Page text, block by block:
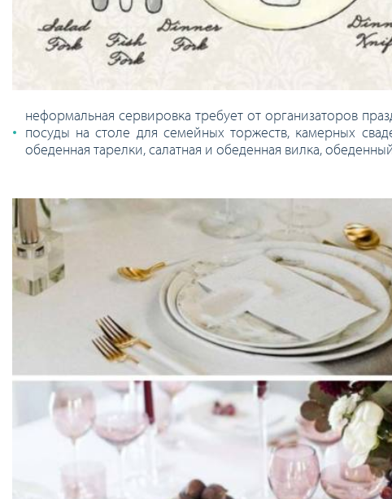
неформальная сервировка требует от организаторов
посуды на столе для семейных торжеств, камерных
обеденная тарелки, салатная и обеденная вилка,